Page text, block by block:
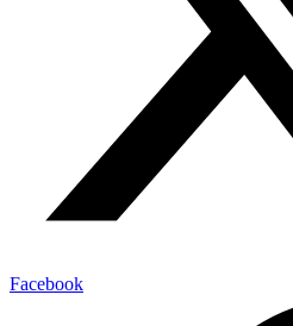
Facebook